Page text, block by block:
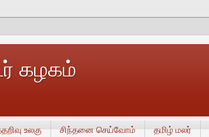
கழகம்
உலகு சிந்தனை செய்வோம் தமிழ் மலர்